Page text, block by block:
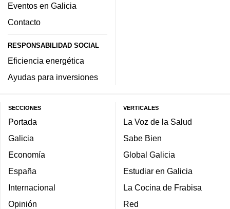
Eventos en Galicia
Contacto
RESPONSABILIDAD SOCIAL
Eficiencia energética
Ayudas para inversiones
SECCIONES
Portada
Galicia
Economía
España
Internacional
Opinión
VERTICALES
La Voz de la Salud
Sabe Bien
Global Galicia
Estudiar en Galicia
La Cocina de Frabisa
Red